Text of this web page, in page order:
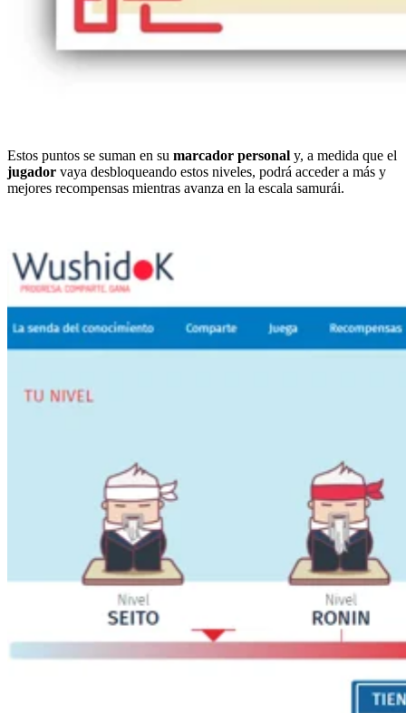
Estos puntos se suman en su marcador personal y, a medida que el
jugador vaya desbloqueando estos niveles, podrá acceder a más y
mejores recompensas mientras avanza en la escala samurái.